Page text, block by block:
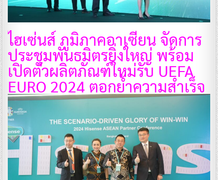
ไฮเซ่นส์ ภูมิภาคอาเซียน จัดการ
ประชุมพันธมิตรยิ่งใหญ่ พร้อม
เปิดตัวผลิตภัณฑ์ใหม่รับ UEFA
EURO 2024 ตอกย้ำความสำเร็จ